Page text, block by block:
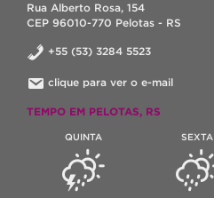
Rua Alberto Rosa, 154
CEP 96010-770 Pelotas - RS
+55 (53) 3284 5523
clique para ver o e-mail
TEMPO EM PELOTAS, RS
QUINTA SEXTA